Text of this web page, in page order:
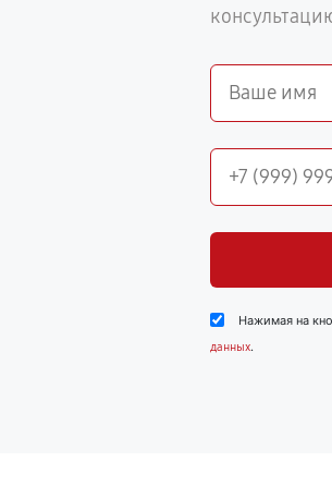
Нажимая на
данных.